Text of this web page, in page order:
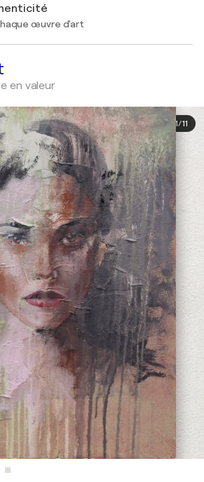
œuvre d'art
en valeur
1/11